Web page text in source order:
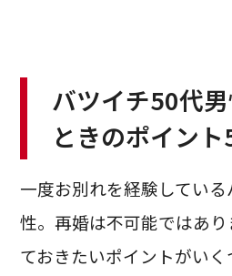
バツイチ50代
ときのポイント
一度お別れを経験してい
性。再婚は不可能ではあ
ておきたいポイントがいく